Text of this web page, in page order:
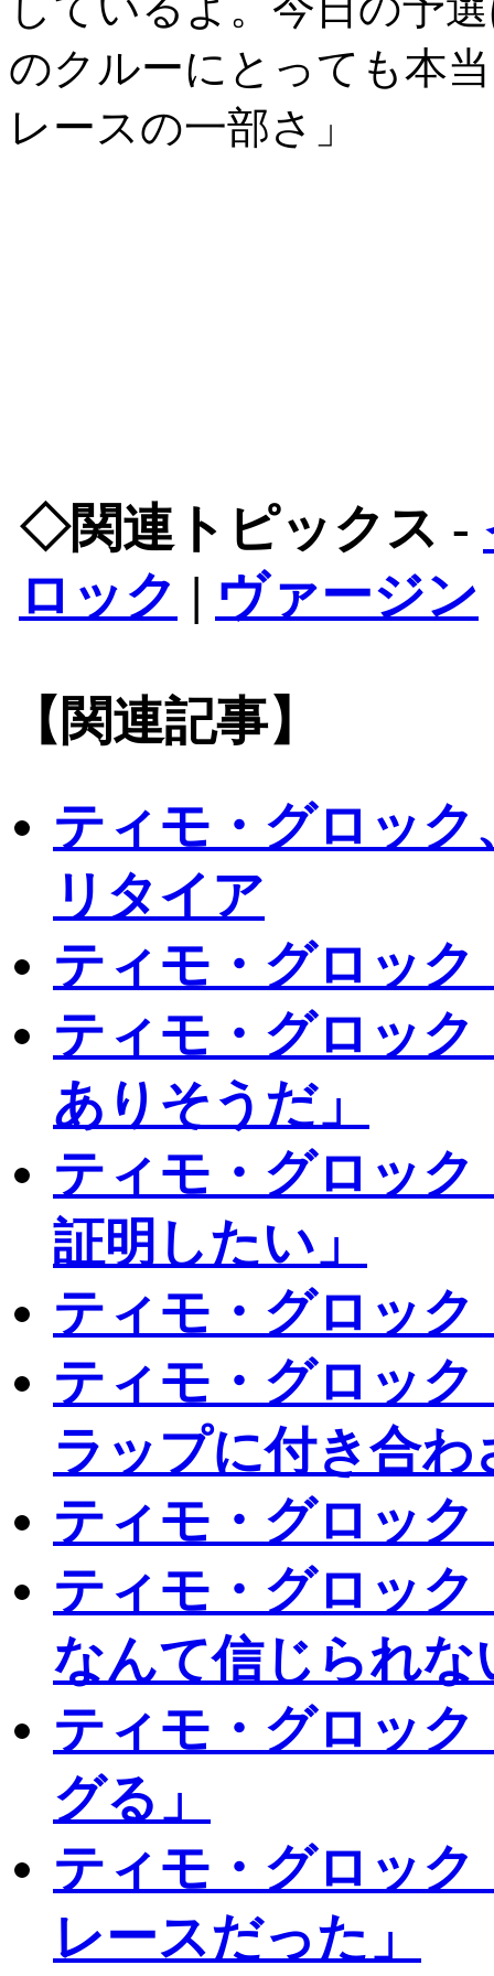
のクルーにとっても本
レースの一部さ」
◇関連トピックス -
ロック | ヴァージン
【関連記事】
ティモ・グロッ
リタイア
ティモ・グロッ
ティモ・グロッ
ありそうだ」
ティモ・グロッ
証明したい」
ティモ・グロッ
ティモ・グロッ
ラップに付き合わ
ティモ・グロッ
ティモ・グロッ
なんて信じられな
ティモ・グロッ
グる」
ティモ・グロッ
レースだった」